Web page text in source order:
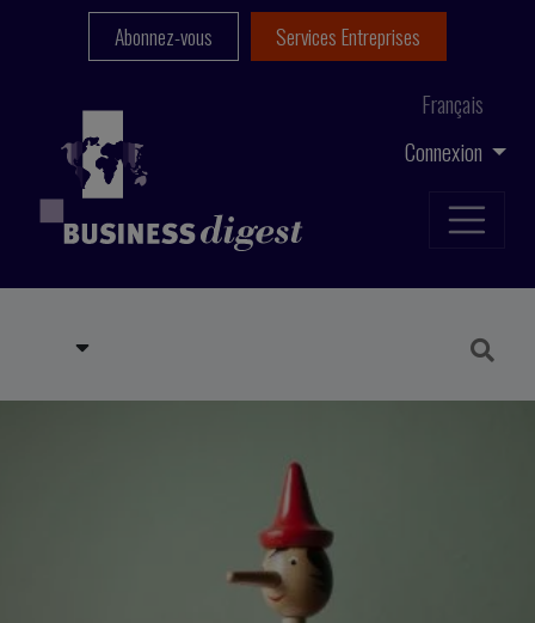
Connexion
Français
Abonnez-vous Services Entreprises